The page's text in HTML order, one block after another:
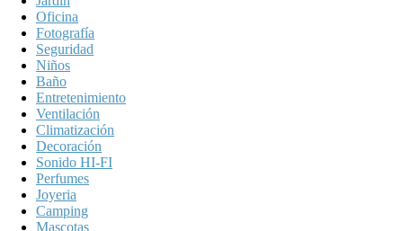
Oficina
Fotografía
Seguridad
Niños
Baño
Entretenimiento
Ventilación
Climatización
Decoración
Sonido HI-FI
Perfumes
Joyeria
Camping
Mascotas